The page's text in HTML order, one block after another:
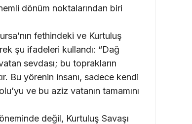
dönüm noktalarından biri
fethindeki ve Kurtuluş
şu ifadeleri kullandı: “Dağ
sevdası; bu toprakların
Bu yörenin insanı, sadece kendi
ve bu aziz vatanın tamamını
değil, Kurtuluş Savaşı